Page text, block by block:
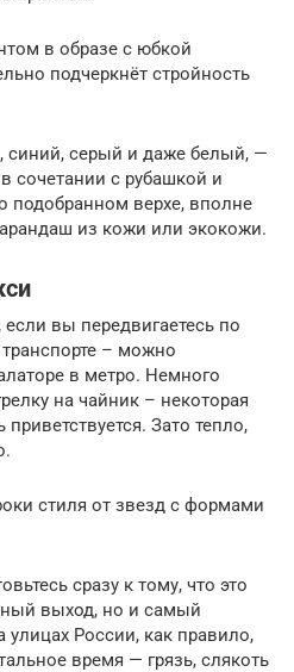
в образе с юбкой
подчеркнёт стройность
синий, серый и даже белый, —
сочетании с рубашкой и
подобранном верхе, вполне
из кожи или экокожи.
вы передвигаетесь по
– можно
в метро. Немного
на чайник – некоторая
Зато тепло,
стиля от звезд с формами
сразу к тому, что это
выход, но и самый
улицах России, как правило,
время — грязь, слякоть